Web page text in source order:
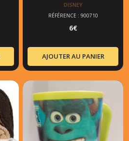
DISNEY
RÉFÉRENCE : 900710
6€
AJOUTER AU PANIER